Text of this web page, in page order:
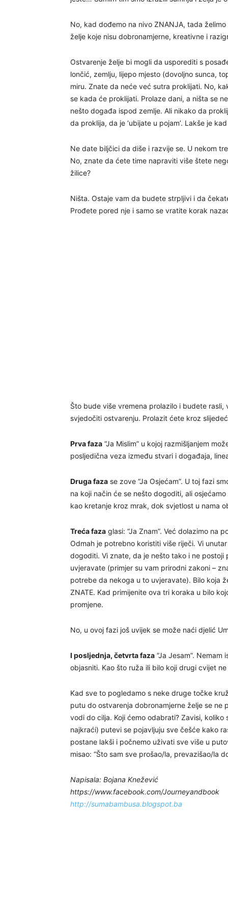
No, kad dođemo na nivo ZNANJA, tada
želje koje nisu dobronamjerne, kreativne i
Ostvarenje želje bi mogli da usporediti s
lončić, zemlju, lijepo mjesto (dovoljno sunca,
miru. Znate da neće već sutra proklijati. No,
se kada će proklijati. Prolaze dani, a ništa se
nešto događa ispod zemlje. Ali nikako da
da proklija, da je ‘ubijate u pojam’. Lakše je
Ne date biljčici da diše i razvije se. U nekom
No, znate da ćete time napraviti više štete
žilice?
Ništa. Ostaje vam da budete strpljivi i da
Prođete pored nje i samo se vratite korak
Što bude više vremena prolazilo i budete
svjedočiti ostvarenju. Prolazit ćete kroz
Prva faza “Ja Mislim” u kojoj razmišljanjem
posljedična veza između stvari i događaja,
Druga faza se zove “Ja Osjećam”. U toj fazi
na koji način će se nešto dogoditi, ali
kao kretanje kroz mrak, dok svjetlost u nama
Treća faza glasi: “Ja Znam”. Već dolazimo na
Odmah je potrebno koristiti više riječi. Vi
dogoditi. Vi znate, da je nešto tako i ne
uvjeravate (primjer su vam prirodni zakoni –
potrebe da nekoga u to uvjeravate). Bilo koja
ZNATE. Kad primijenite ova tri koraka u bilo
promjene.
No, u ovoj fazi još uvijek se može naći djelić
I posljednja, četvrta faza “Ja Jesam”.
objasniti. Kao što ruža ili bilo koji drugi cvijet
Kad sve to pogledamo s neke druge točke
putu do ostvarenja dobronamjerne želje se
vodi do cilja. Koji ćemo odabrati? Zavisi,
najkraći) putevi se pojavljuju sve češće kako
postane lakši i počnemo uživati sve više u
misao: “Što sam sve prošao/la, prevazišao/la
Napisala: Bojana Knežević
https://www.facebook.com/Journeyandbook
http://sumabambusa.blogspot.ba